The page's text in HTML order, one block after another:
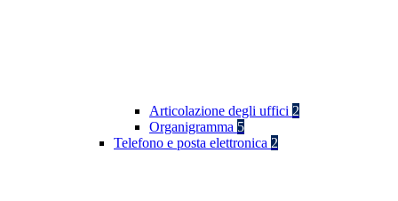
Articolazione degli uffici 2
Organigramma 5
Telefono e posta elettronica 2